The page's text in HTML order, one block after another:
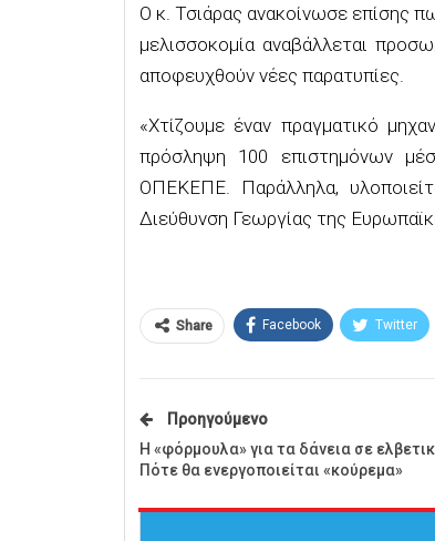
Ο κ. Τσιάρας ανακοίνωσε επίσης
μελισσοκομία αναβάλλεται
αποφευχθούν νέες παρατυπίες.
«Χτίζουμε έναν πραγματικό
πρόσληψη 100 επιστημόνων
ΟΠΕΚΕΠΕ. Παράλληλα,
Διεύθυνση Γεωργίας της
Share Facebook Twitter
Προηγούμενο
Η «φόρμουλα» για τα δάνεια σε
Πότε θα ενεργοποιείται «κούρεμα»